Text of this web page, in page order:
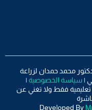
© 2026 - عيادة الدكتور محمد حمدان لزراعة
|سياسة الخصوصية |
فقط ولا تغني عن
Developed By